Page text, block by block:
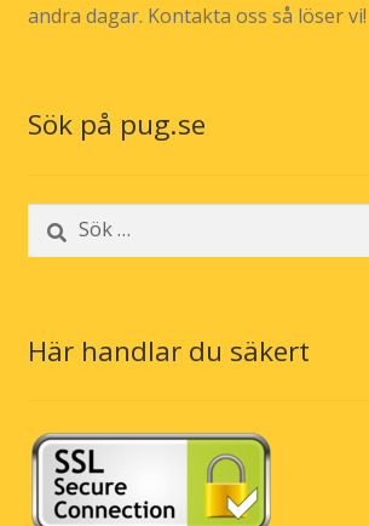
andra dagar. Kontakta oss så löser vi!
Sök på pug.se
Sök
efter:
Här handlar du säkert